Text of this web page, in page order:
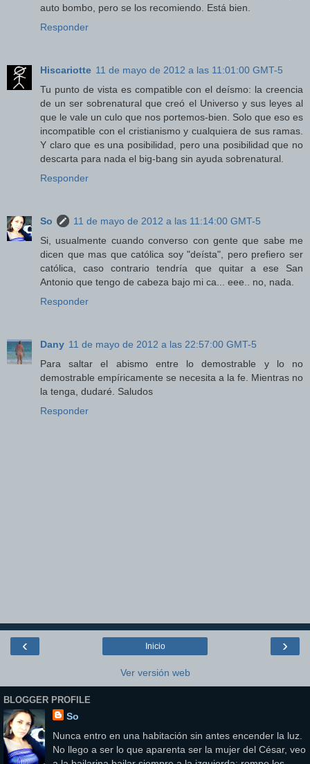
auto bombo, pero se los recomiendo. Está bien.
Responder
Hiscariotte 11 de mayo de 2012 a las 11:01:00 GMT-5
Tu punto de vista es compatible con el deísmo: la creencia
de un ser sobrenatural que creó el Universo y sus leyes al
que le vale un culo que nos portemos-bien. Solo que eso es
incompatible con el cristianismo y cualquiera de sus ramas.
Y claro que es una posibilidad, pero una posibilidad que no
descarta para nada el big-bang sin ayuda sobrenatural.
Responder
So
11 de mayo de 2012 a las 11:14:00 GMT-5
Si, usualmente cuando converso con gente que sabe me
dicen que mas que católica soy "deísta", pero prefiero ser
católica, caso contrario tendría que quitar a ese San
Antonio que tengo de cabeza bajo mi ca... eee.. no, nada.
Responder
Dany 11 de mayo de 2012 a las 22:57:00 GMT-5
Para saltar el abismo entre lo demostrable y lo no
demostrable empíricamente se necesita a la fe. Mientras no
la tenga, dudaré. Saludos
Responder
‹ ›
Inicio
Ver versión web
BLOGGER PROFILE
So
Nunca entro en una habitación sin antes encender la luz.
No llego a ser lo que aparenta ser la mujer del César, veo